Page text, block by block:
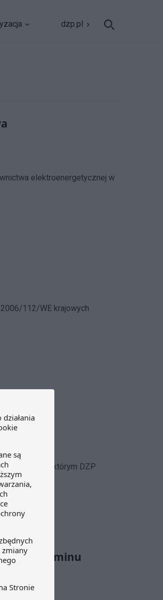
dzp.pl
elektroenergetycznej w
112/WE krajowych
z
nad którym DZP
biegu terminu